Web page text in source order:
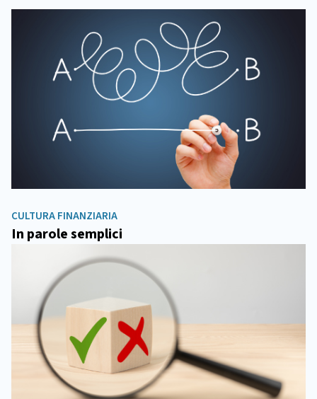
CULTURA FINANZIARIA
In parole semplici